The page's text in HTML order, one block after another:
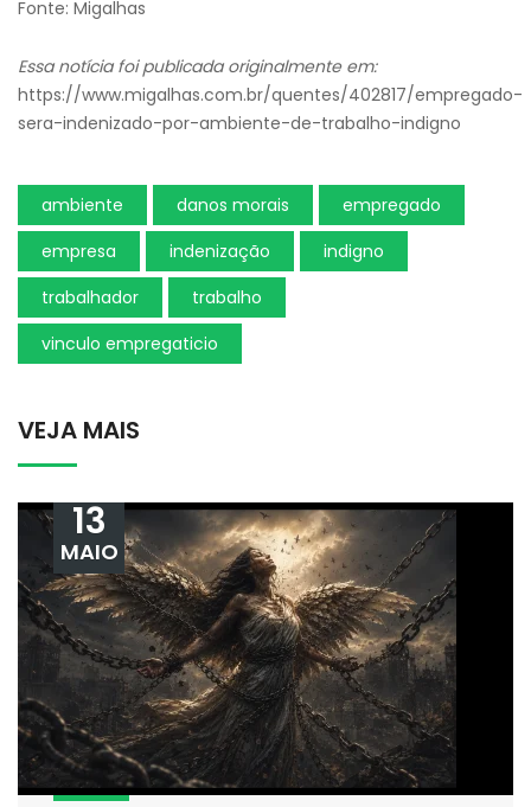
Fonte: Migalhas
Essa notícia foi publicada originalmente em:
https://www.migalhas.com.br/quentes/402817/empregado-
sera-indenizado-por-ambiente-de-trabalho-indigno
ambiente danos morais
empregado
empresa
indenização
indigno
trabalhador
trabalho
vinculo empregaticio
VEJA MAIS
13
MAIO